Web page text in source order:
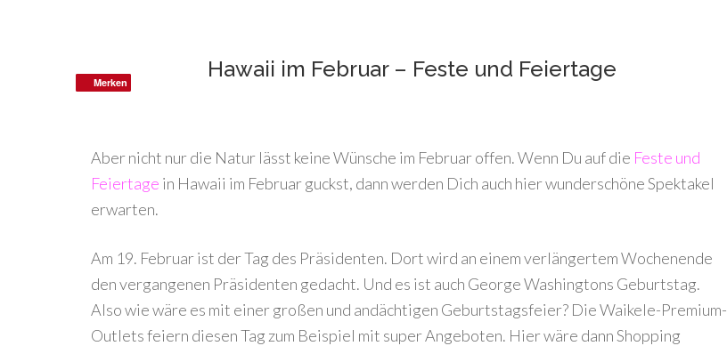
Hawaii im Februar – Feste und Feiertage
Aber nicht nur die Natur lässt keine Wünsche im Februar offen. Wenn Du auf die Feste und
Feiertage in Hawaii im Februar guckst, dann werden Dich auch hier wunderschöne Spektakel
erwarten.
Am 19. Februar ist der Tag des Präsidenten. Dort wird an einem verlängertem Wochenende
den vergangenen Präsidenten gedacht. Und es ist auch George Washingtons Geburtstag.
Also wie wäre es mit einer großen und andächtigen Geburtstagsfeier? Die Waikele-Premium-
Outlets feiern diesen Tag zum Beispiel mit super Angeboten. Hier wäre dann Shopping
Merken
Merken